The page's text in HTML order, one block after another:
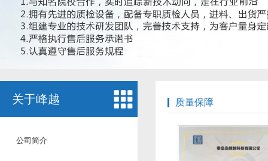
关于峰越
公司简介
质量保障